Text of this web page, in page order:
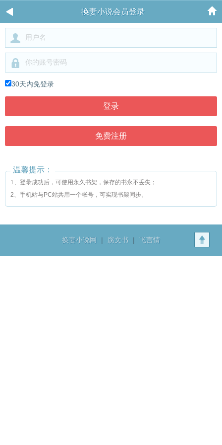
换妻小说会员登录
30天内免登录
温馨提示：
1、登录成功后，可使用永久书架，保存的书永不丢失；
2、手机站与PC站共用一个帐号，可实现书架同步。
换妻小说网 | 腐文书 | 飞言情